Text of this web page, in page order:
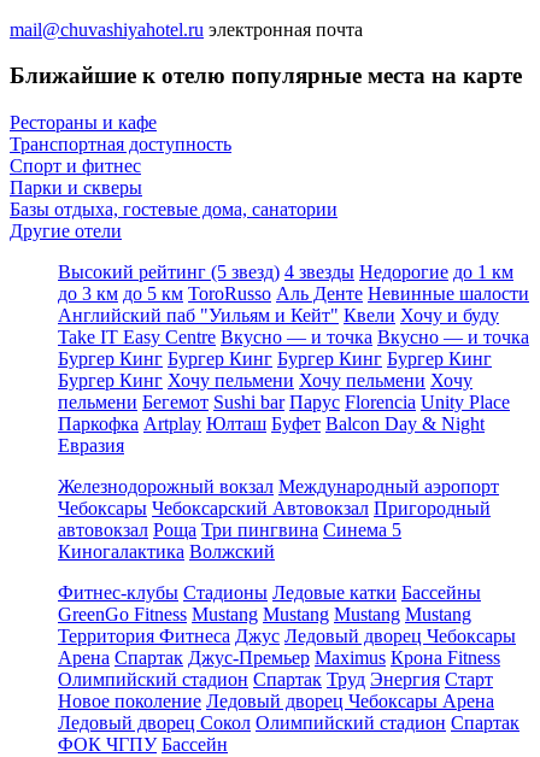
mail@chuvashiyahotel.ru электронная почта
Ближайшие к отелю популярные места на карте
Рестораны и кафе
Транспортная доступность
Спорт и фитнес
Парки и скверы
Базы отдыха, гостевые дома, санатории
Другие отели
Высокий рейтинг (5 звезд) 4 звезды Недорогие до 1 км
до 3 км до 5 км ToroRusso Аль Денте Невинные шалости
Английский паб "Уильям и Кейт" Квели Хочу и буду
Take IT Easy Centre Вкусно — и точка Вкусно — и точка
Бургер Кинг Бургер Кинг Бургер Кинг Бургер Кинг
Бургер Кинг Хочу пельмени Хочу пельмени Хочу
пельмени Бегемот Sushi bar Парус Florencia Unity Place
Паркофка Artplay Юлташ Буфет Balcon Day & Night
Евразия
Железнодорожный вокзал Международный аэропорт
Чебоксары Чебоксарский Автовокзал Пригородный
автовокзал Роща Три пингвина Синема 5
Киногалактика Волжский
Фитнес-клубы Стадионы Ледовые катки Бассейны
GreenGo Fitness Mustang Mustang Mustang Mustang
Территория Фитнеса Джус Ледовый дворец Чебоксары
Арена Спартак Джус-Премьер Maximus Крона Fitness
Олимпийский стадион Спартак Труд Энергия Старт
Новое поколение Ледовый дворец Чебоксары Арена
Ледовый дворец Сокол Олимпийский стадион Спартак
ФОК ЧГПУ Бассейн